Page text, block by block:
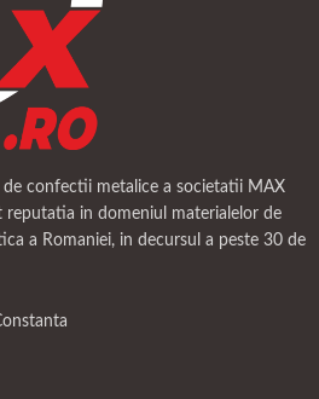
confectii metalice a societatii MAX
reputatia in domeniul materialelor de
a Romaniei, in decursul a peste 30 de